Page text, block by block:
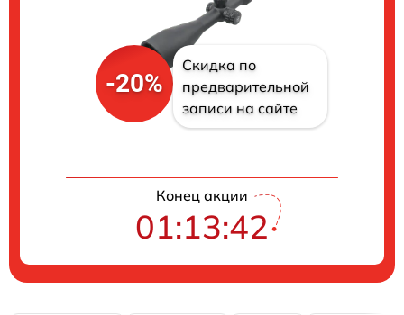
-20%
Скидка по
предварительной
записи на сайте
Конец акции
01:13:41